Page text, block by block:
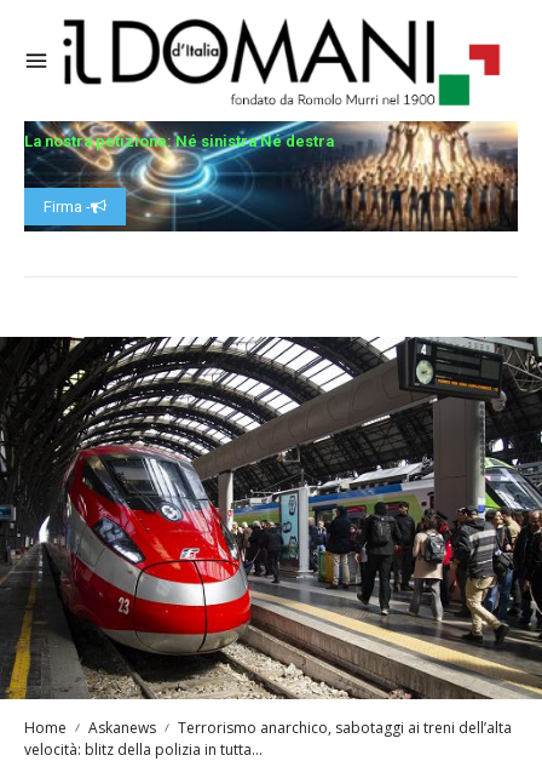
La nostra petizione: Né sinistra Né destra
Firma -
Home Askanews
Terrorismo anarchico, sabotaggi ai treni dell’alta
velocità: blitz della polizia in tutta...